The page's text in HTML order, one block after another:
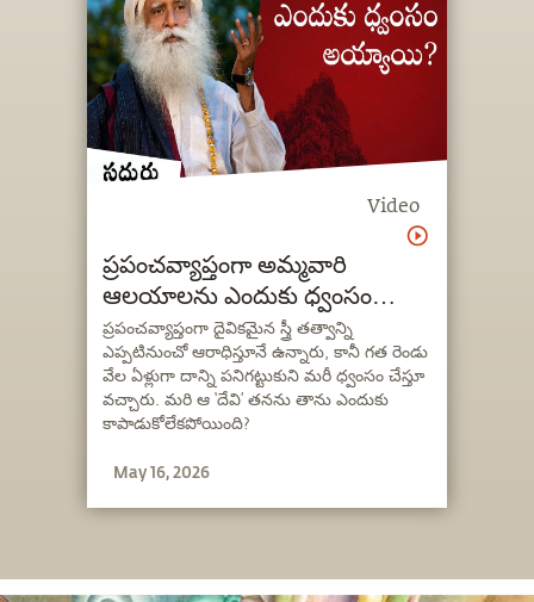
Video
ప్రపంచవ్యాప్తంగా అమ్మవారి
ఆలయాలను ఎందుకు ధ్వంసం
చేశారు? Why Feminine
Temples Destroyed In The
World
ప్రపంచవ్యాప్తంగా దైవికమైన స్త్రీ తత్వాన్ని
ఎప్పటినుంచో ఆరాధిస్తూనే ఉన్నారు, కానీ గత రెండు
వేల ఏళ్లుగా దాన్ని పనిగట్టుకుని మరీ ధ్వంసం చేస్తూ
వచ్చారు. మరి ఆ ‘దేవి’ తనను తాను ఎందుకు
కాపాడుకోలేకపోయింది?
May 16, 2026